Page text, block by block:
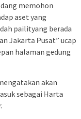
memohon
aset yang
pailityang berada
Jakarta Pusat” ucap
halaman gedung
akan
sebagai Harta